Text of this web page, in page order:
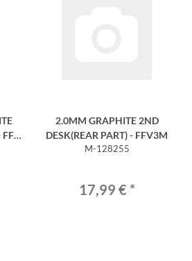
FF-
2.0MM GRAPHITE 2ND
DESK(REAR PART) - FFV3M
M-128255
17,99 € *